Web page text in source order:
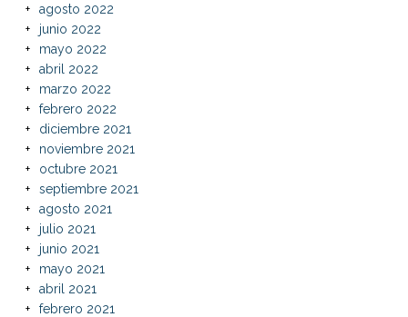
agosto 2022
junio 2022
mayo 2022
abril 2022
marzo 2022
febrero 2022
diciembre 2021
noviembre 2021
octubre 2021
septiembre 2021
agosto 2021
julio 2021
junio 2021
mayo 2021
abril 2021
febrero 2021